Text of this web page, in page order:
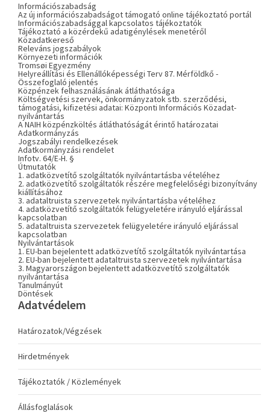
Információszabadság
Az új információszabadságot támogató online tájékoztató portál
Információszabadsággal kapcsolatos tájékoztatók
Tájékoztató a közérdekű adatigénylések menetéről
Közadatkereső
Releváns jogszabályok
Környezeti információk
Tromsøi Egyezmény
Helyreállítási és Ellenállóképességi Terv 87. Mérföldkő -
Összefoglaló jelentés
Közpénzek felhasználásának átláthatósága
Költségvetési szervek, önkormányzatok stb. szerződési,
támogatási, kifizetési adatai: Központi Információs Közadat-
nyilvántartás
A NAIH közpénzköltés átláthatóságát érintő határozatai
Adatkormányzás
Jogszabályi rendelkezések
Adatkormányzási rendelet
Infotv. 64/E-H. §
Útmutatók
1. adatközvetítő szolgáltatók nyilvántartásba vételéhez
2. adatközvetítő szolgáltatók részére megfelelőségi bizonyítvány
kiállításához
3. adataltruista szervezetek nyilvántartásba vételéhez
4. adatközvetítő szolgáltatók felügyeletére irányuló eljárással
kapcsolatban
5. adataltruista szervezetek felügyeletére irányuló eljárással
kapcsolatban
Nyilvántartások
1. EU-ban bejelentett adatközvetítő szolgáltatók nyilvántartása
2. EU-ban bejelentett adataltruista szervezetek nyilvántartása
3. Magyarországon bejelentett adatközvetítő szolgáltatók
nyilvántartása
Tanulmányút
Döntések
Adatvédelem
Határozatok/Végzések
Hirdetmények
Tájékoztatók / Közlemények
Állásfoglalások